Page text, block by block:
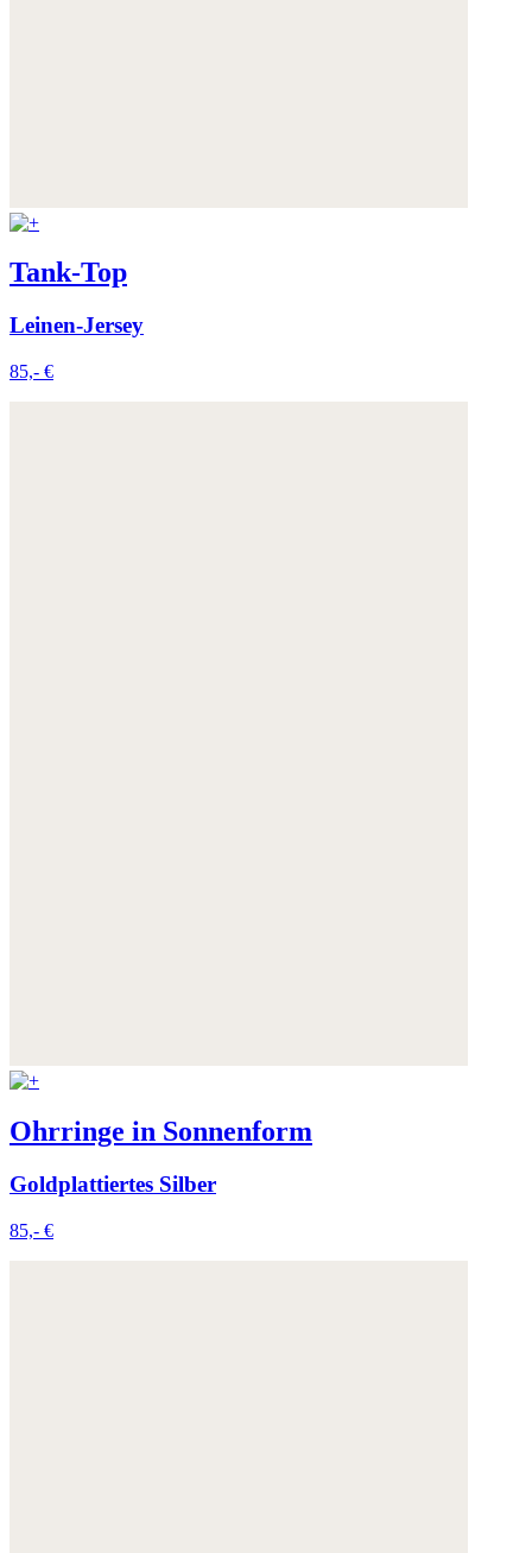
Tank-Top
Leinen-Jersey
85,- €
Ohrringe in Sonnenform
Goldplattiertes Silber
85,- €